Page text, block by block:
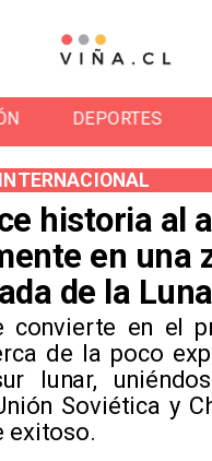
DEPORTES
historia al
en una
de la Luna
convierte en el
de la poco
lunar,
Soviética y
exitoso.
INTERNACIONAL